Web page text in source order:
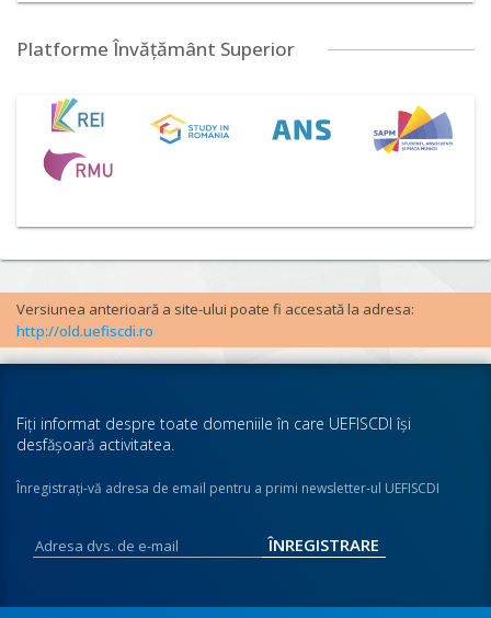
Platforme Învățământ Superior
Versiunea anterioară a site-ului poate fi accesată la adresa:
http://old.uefiscdi.ro
Fiţi informat despre toate domeniile în care UEFISCDI îşi
desfăşoară activitatea.
Înregistraţi-vă adresa de email pentru a primi newsletter-ul UEFISCDI